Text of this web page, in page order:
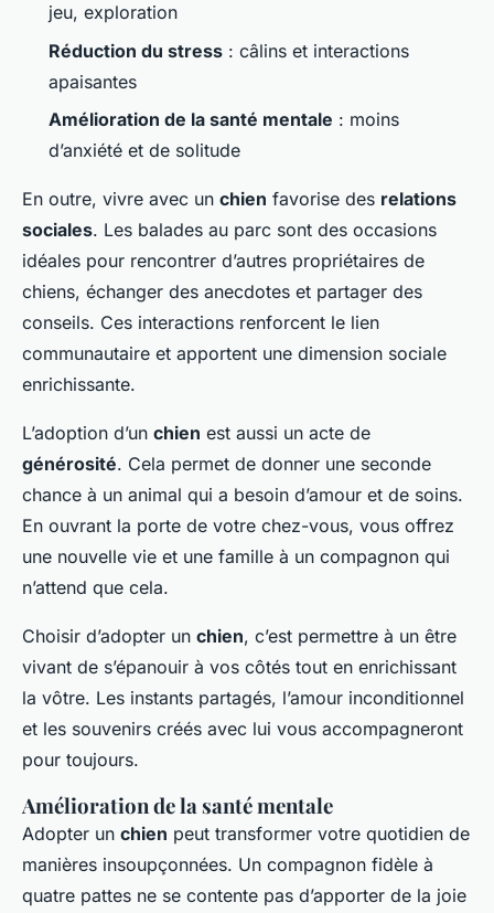
jeu, exploration
Réduction du stress : câlins et interactions
apaisantes
Amélioration de la santé mentale : moins
d’anxiété et de solitude
En outre, vivre avec un chien favorise des relations
sociales. Les balades au parc sont des occasions
idéales pour rencontrer d’autres propriétaires de
chiens, échanger des anecdotes et partager des
conseils. Ces interactions renforcent le lien
communautaire et apportent une dimension sociale
enrichissante.
L’adoption d’un chien est aussi un acte de
générosité. Cela permet de donner une seconde
chance à un animal qui a besoin d’amour et de soins.
En ouvrant la porte de votre chez-vous, vous offrez
une nouvelle vie et une famille à un compagnon qui
n’attend que cela.
Choisir d’adopter un chien, c’est permettre à un être
vivant de s’épanouir à vos côtés tout en enrichissant
la vôtre. Les instants partagés, l’amour inconditionnel
et les souvenirs créés avec lui vous accompagneront
pour toujours.
Amélioration de la santé mentale
Adopter un chien peut transformer votre quotidien de
manières insoupçonnées. Un compagnon fidèle à
quatre pattes ne se contente pas d’apporter de la joie